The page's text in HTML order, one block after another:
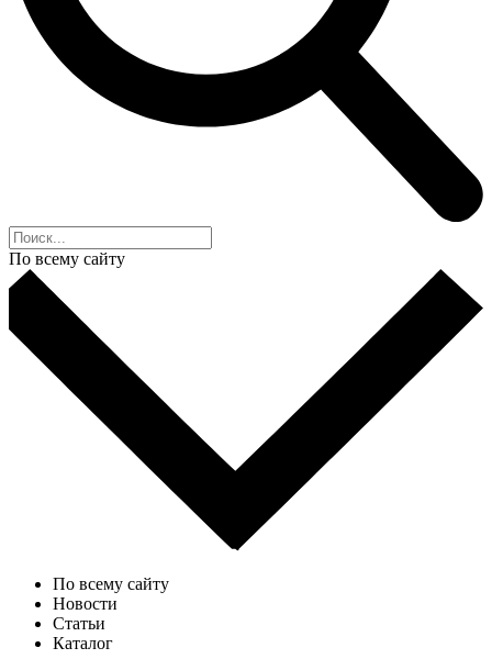
По всему сайту
По всему сайту
Новости
Статьи
Каталог